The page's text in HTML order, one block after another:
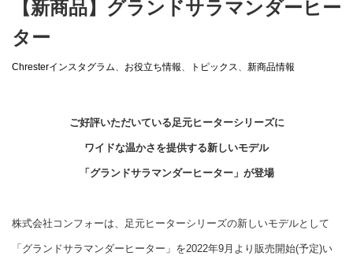
【新商品】グランドサラマンダーヒー
ター
Chresterインスタグラム、 お役立ち情報、 トピックス、 新商品情報
ご好評いただいている足元ヒーターシリーズに
ワイドな温かさを提供する新しいモデル
「グランドサラマンダーヒーター」が登場
株式会社コンフォーは、足元ヒーターシリーズの新しいモデルとして
「グランドサラマンダーヒーター」を2022年9月より販売開始(予定)い